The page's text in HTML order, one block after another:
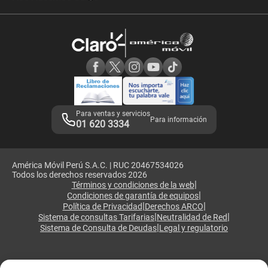
Consulta de IMEI
Consulta de reclamos
Adquirientes iPhone 6, 6S y SE
Mensaje de Seguridad
Términos y Condiciones de Tienda Claro
Libro de Reclamaciones
Legales de marketplace
Para ventas y servicios
01 620 3334 Para información
América Móvil Perú S.A.C. | RUC 20467534026
Todos los derechos reservados 2026
Términos y condiciones de la web|
Condiciones de garantía de equipos|
Política de Privacidad|Derechos ARCO|
Sistema de consultas Tarifarias|Neutralidad de Red|
Sistema de Consulta de Deudas|Legal y regulatorio